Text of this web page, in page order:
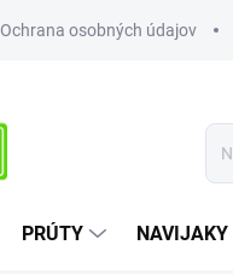
Ochrana osobných údajov
PRÚTY NAVIJAKY